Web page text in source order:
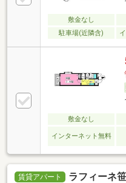
敷金なし
駐車場(近隣含)
敷金なし
インターネット無料
賃貸アパート ラフィーネ